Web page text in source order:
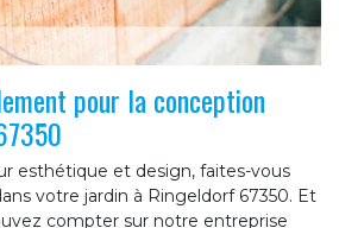
pour la conception
esthétique et design, faites-vous
votre jardin à Ringeldorf 67350. Et
compter sur notre entreprise